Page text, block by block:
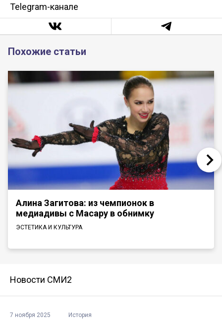
Telegram-канале
Похожие статьи
Алина Загитова: из чемпионок в
медиадивы с Масару в обнимку
ЭСТЕТИКА И КУЛЬТУРА
Новости СМИ2
7 ноября 2025 История